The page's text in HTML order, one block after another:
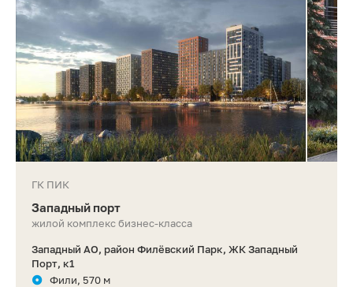
ГК ПИК
Западный порт
жилой комплекс бизнес-класса
Западный АО, район Филёвский Парк, ЖК Западный
Порт, к1
Фили, 570 м